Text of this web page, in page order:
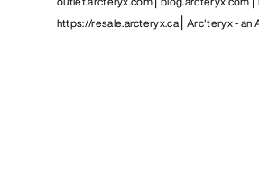
https://resale.arcteryx.ca Arc'teryx - an